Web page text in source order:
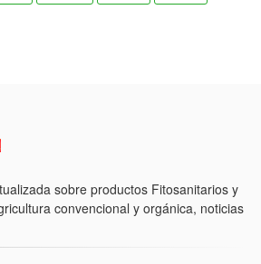
sobre productos Fitosanitarios y
convencional y orgánica, noticias